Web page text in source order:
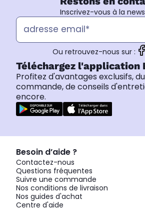
Inscrivez-vous à la
Ou retrouvez-nous sur :
Téléchargez l'application
Profitez d'avantages exclusifs,
commande, de conseils
encore.
Besoin d’aide ?
Contactez-nous
Questions fréquentes
Suivre une commande
Nos conditions de livraison
Nos guides d'achat
Centre d'aide